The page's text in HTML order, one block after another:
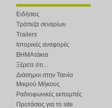
Ειδήσεις
Τράπεζα σεναρίων
Trailers
Ιστορικές αναφορές
ΒΗΜΑτάκια
Ξέρετε ότι...
Διάσημοι στην Ταινία
Μικρού Μήκους
Ραδιοφωνικές εκπομπές
Προτάσεις για το site